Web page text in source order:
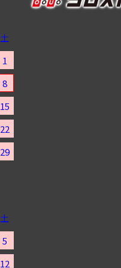
土
1
8
15
22
29
土
5
12